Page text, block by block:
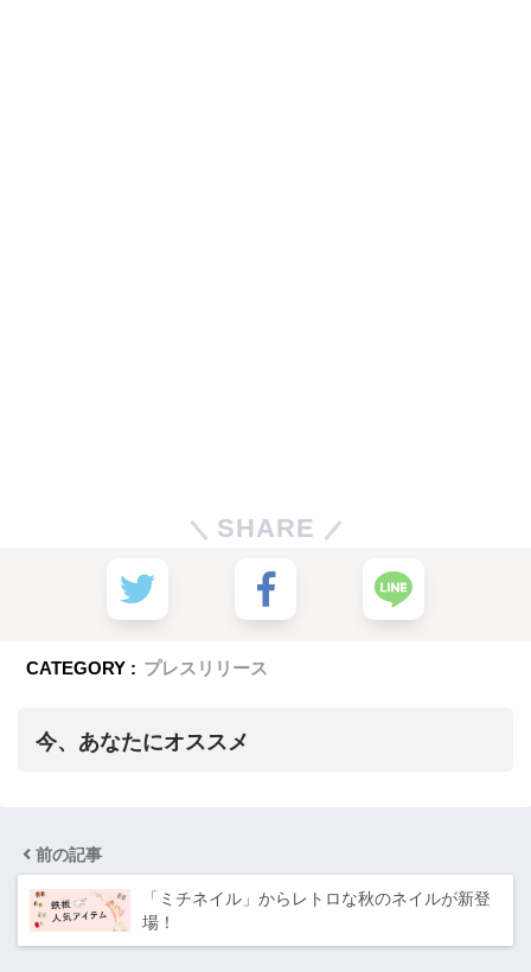
SHARE
CATEGORY : プレスリリース
今、あなたにオススメ
前の記事
「ミチネイル」からレトロな秋のネイルが新登
場！